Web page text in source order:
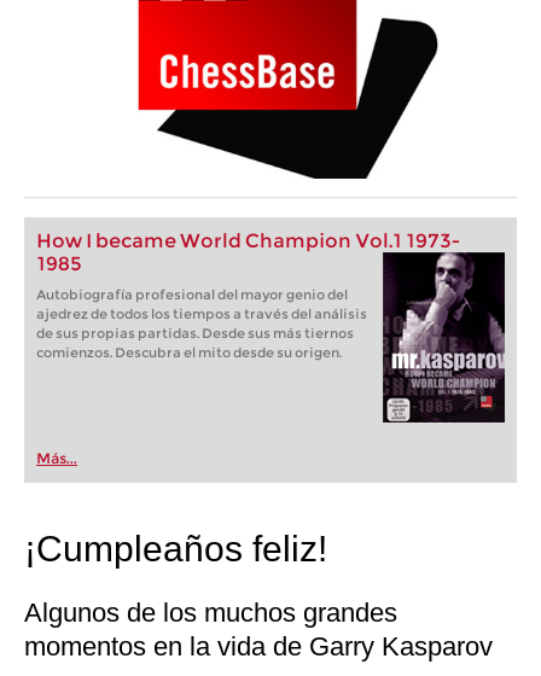
How I became World Champion Vol.1 1973-
1985
Autobiografía profesional del mayor genio del
ajedrez de todos los tiempos a través del análisis
de sus propias partidas. Desde sus más tiernos
comienzos. Descubra el mito desde su origen.
Más...
¡Cumpleaños feliz!
Algunos de los muchos grandes
momentos en la vida de Garry Kasparov